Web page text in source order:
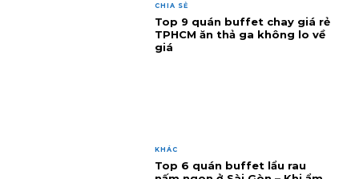
CHIA SẺ
Top 9 quán buffet chay giá rẻ
TPHCM ăn thả ga không lo về
giá
KHÁC
Top 6 quán buffet lẩu rau